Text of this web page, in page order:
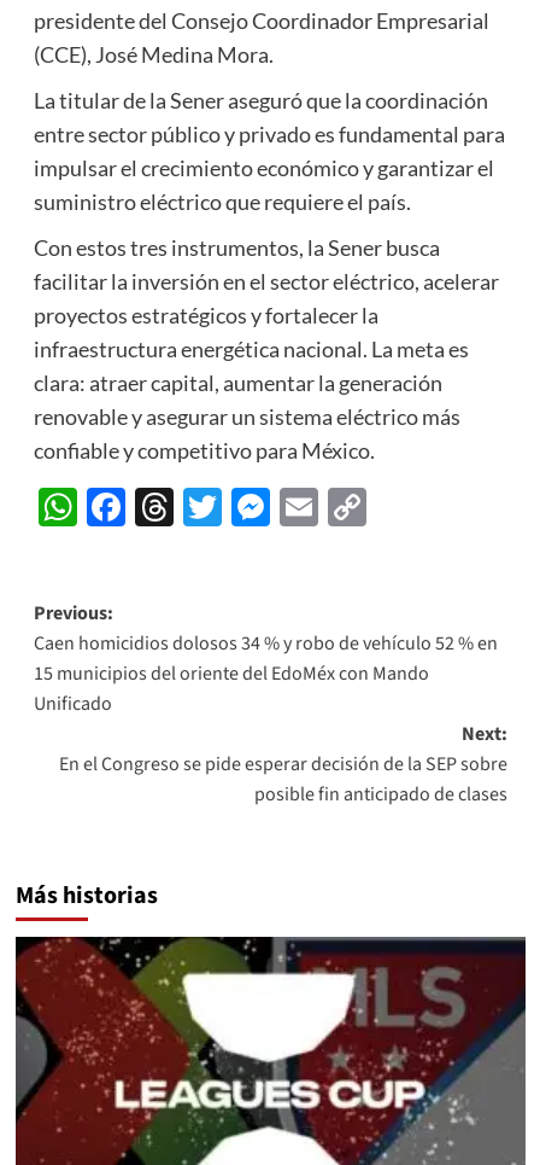
presidente del Consejo Coordinador Empresarial
(CCE), José Medina Mora.
La titular de la Sener aseguró que la coordinación
entre sector público y privado es fundamental para
impulsar el crecimiento económico y garantizar el
suministro eléctrico que requiere el país.
Con estos tres instrumentos, la Sener busca
facilitar la inversión en el sector eléctrico, acelerar
proyectos estratégicos y fortalecer la
infraestructura energética nacional. La meta es
clara: atraer capital, aumentar la generación
renovable y asegurar un sistema eléctrico más
confiable y competitivo para México.
WhatsApp
Facebook
Threads
Twitter
Messenger
EmailCopy
Post
navigation
Previous:
Caen homicidios dolosos 34 % y robo de vehículo 52 % en
15 municipios del oriente del EdoMéx con Mando
Unificado
Next:
En el Congreso se pide esperar decisión de la SEP sobre
posible fin anticipado de clases
Más historias